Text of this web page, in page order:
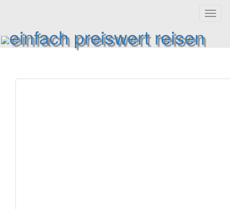
einfach preiswert reisen
Reiseinformationen und Reisetipps